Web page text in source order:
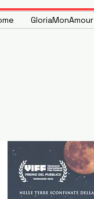
GloriaMonAmour